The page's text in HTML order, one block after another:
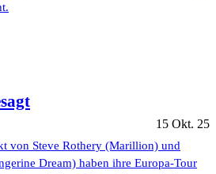
15 Okt. 25
von Steve Rothery (Marillion) und
Dream) haben ihre Europa-Tour